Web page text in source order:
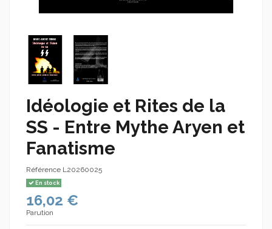
Idéologie et Rites de la
SS - Entre Mythe Aryen et
Fanatisme
Référence L20260025
En stock
16,02 €
Parution